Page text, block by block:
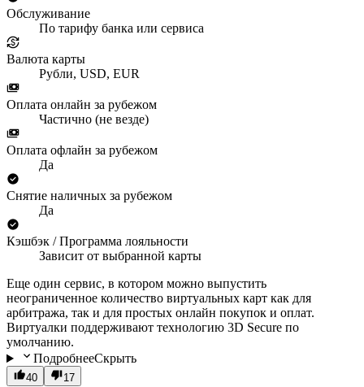
Обслуживание
По тарифу банка или сервиса
Валюта карты
Рубли, USD, EUR
Оплата онлайн за рубежом
Частично (не везде)
Оплата офлайн за рубежом
Да
Снятие наличных за рубежом
Да
Кэшбэк / Программа лояльности
Зависит от выбранной карты
Еще один сервис, в котором можно выпустить
неограниченное количество виртуальных карт как для
арбитража, так и для простых онлайн покупок и оплат.
Виртуалки поддерживают технологию 3D Secure по
умолчанию.
ПодробнееСкрыть
40 17